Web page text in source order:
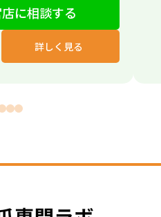
に相談する
詳しく見る